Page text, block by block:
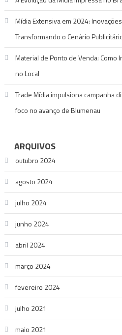
Mídia Extensiva em 2024:
Transformando o Cenário
Material de Ponto de Venda: Como
no Local
Trade Mídia impulsiona campanha
foco no avanço de Blumenau
ARQUIVOS
outubro 2024
agosto 2024
julho 2024
junho 2024
abril 2024
março 2024
fevereiro 2024
julho 2021
maio 2021